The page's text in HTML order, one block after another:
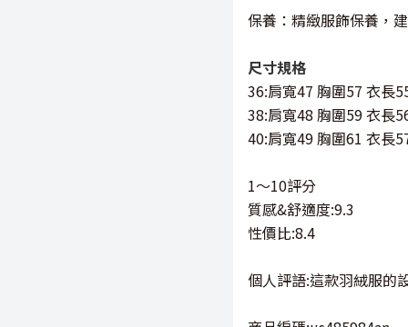
保養：精緻服飾保養，
尺寸規格
36:肩寬47 胸圍57 衣長
38:肩寬48 胸圍59 衣長
40:肩寬49 胸圍61 衣長
1～10評分
質感&舒適度:9.3
性價比:8.4
個人評語:這款羽絨服的